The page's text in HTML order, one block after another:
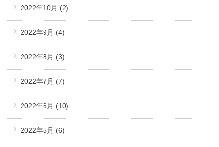
2022年10月 (2)
2022年9月 (4)
2022年8月 (3)
2022年7月 (7)
2022年6月 (10)
2022年5月 (6)